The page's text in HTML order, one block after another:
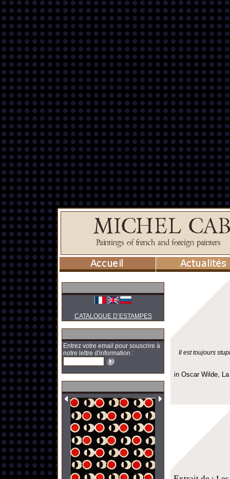
CATALOGUE D’ESTAMPES
Entrez votre email pour souscrire à
notre lettre d'information :
Il est toujours
in Oscar Wilde,